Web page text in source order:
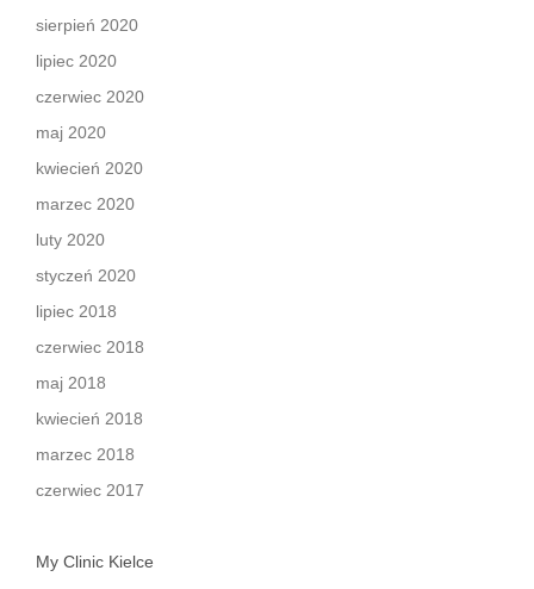
sierpień 2020
lipiec 2020
czerwiec 2020
maj 2020
kwiecień 2020
marzec 2020
luty 2020
styczeń 2020
lipiec 2018
czerwiec 2018
maj 2018
kwiecień 2018
marzec 2018
czerwiec 2017
My Clinic Kielce